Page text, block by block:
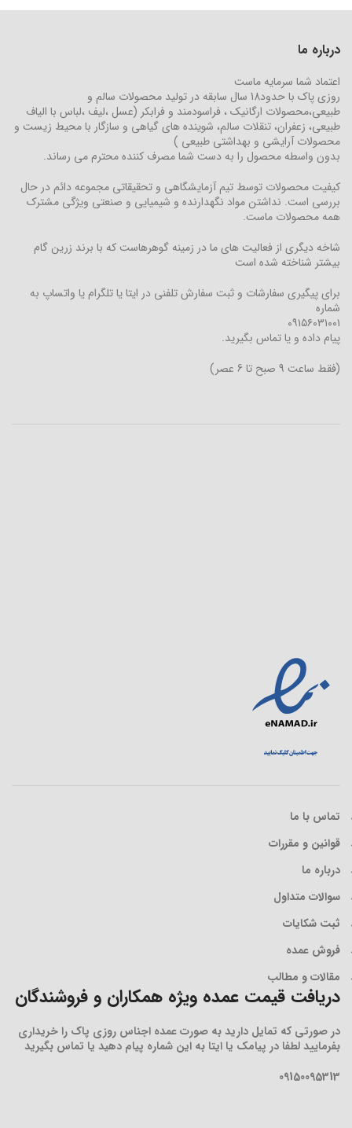
درباره ما
اعتماد شما سرمایه ماست
روزی پاک با حدود18 سال سابقه در تولید محصولات سالم و
طبیعی،محصولات ارگانیک ، فراسودمند و فرابکر (عسل ،لیف ،لباس با الیاف
طبیعی، زعفران، تنقلات سالم، شوینده های گیاهی و سازگار با محیط زیست و
محصولات آرایشی و بهداشتی طبیعی )
بدون واسطه محصول را به دست شما مصرف کننده محترم می رساند.
کیفیت محصولات توسط تیم آزمایشگاهی و تحقیقاتی مجموعه دائم در حال
بررسی است. نداشتن مواد نگهدارنده و شیمیایی و صنعتی ویژگی مشترک
همه محصولات ماست.
شاخه دیگری از فعالیت های ما در زمینه گوهرهاست که با برند زرین گام
بیشتر شناخته شده است
برای پیگیری سفارشات و ثبت سفارش تلفنی در ایتا یا تلگرام یا واتساپ به
شماره
۰۹۱۵۶۰۳۱۰۰۱
پیام داده و یا تماس بگیرید.
(فقط ساعت 9 صبح تا 6 عصر)
تماس با ما
قوانین و مقررات
درباره ما
سوالات متداول
ثبت شکایات
فروش عمده
مقالات و مطالب
دریافت قیمت عمده ویژه همکاران و فروشندگان
در صورتی که تمایل دارید به صورت عمده اجناس روزی پاک را خریداری
بفرمایید لطفا در پیامک یا ایتا به این شماره پیام دهید یا تماس بگیرید
09150095313